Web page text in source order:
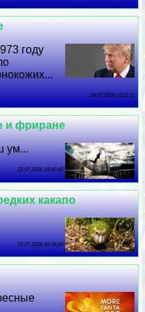
году
24 07 2026 10:11:11
и фриране
ум...
23 07 2026 18:40:42
какапо
22 07 2026 10:39:24